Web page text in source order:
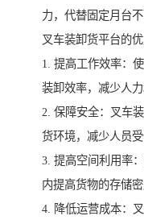
力，代替固定月台不
叉车装卸货平台的优
1. 提高工作效率：
装卸效率，减少人力
2. 保障安全：叉车
货环境，减少人员
3. 提高空间利用率
内提高货物的存储
4. 降低运营成本：